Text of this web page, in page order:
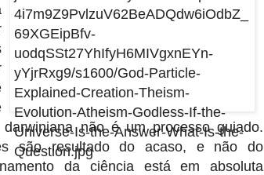
não é um processo guiado.
são resultado do acaso, e não do
da ciência está em absoluta